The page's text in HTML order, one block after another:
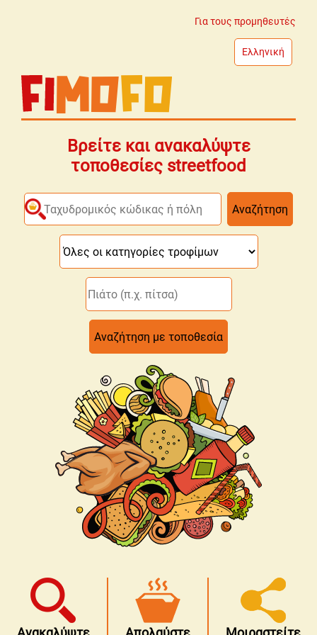
Για τους προμηθευτές
Ελληνική
Βρείτε και ανακαλύψτε
τοποθεσίες streetfood
Αναζήτηση με τοποθεσία